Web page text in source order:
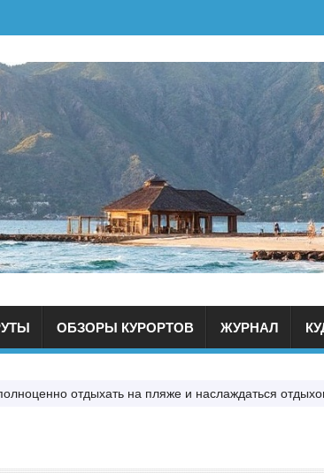
ОБЗОРЫ КУРОРТОВ ЖУРНАЛ
отдыхать на пляже и наслаждаться